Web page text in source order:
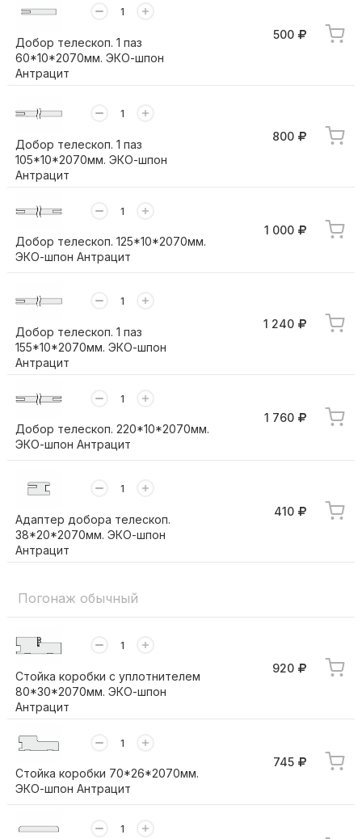
Добор телескоп. 1 паз
60*10*2070мм. ЭКО-шпон
Антрацит
500
Добор телескоп. 1 паз
105*10*2070мм. ЭКО-шпон
Антрацит
800
Добор телескоп. 125*10*2070мм.
ЭКО-шпон Антрацит
1 000
Добор телескоп. 1 паз
155*10*2070мм. ЭКО-шпон
Антрацит
1 240
Добор телескоп. 220*10*2070мм.
ЭКО-шпон Антрацит
1 760
Адаптер добора телескоп.
38*20*2070мм. ЭКО-шпон
Антрацит
410
Погонаж обычный
Стойка коробки с уплотнителем
80*30*2070мм. ЭКО-шпон
Антрацит
920
Стойка коробки 70*26*2070мм.
ЭКО-шпон Антрацит
745